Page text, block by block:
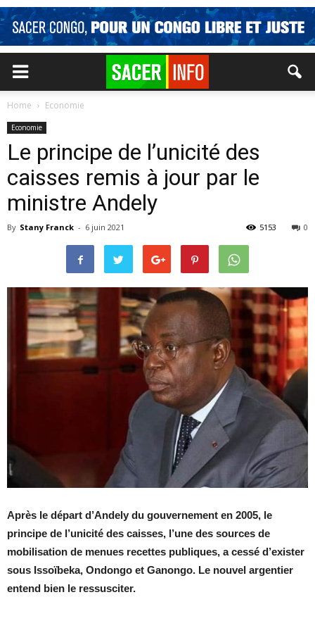
Home Economie
Economie
Le principe de l’unicité des
caisses remis à jour par le
ministre Andely
By Stany Franck - 6 juin 2021 0
5153
Après le départ d’Andely du gouvernement en 2005, le
principe de l’unicité des caisses, l’une des sources de
mobilisation de menues recettes publiques, a cessé d’exister
sous Issoïbeka, Ondongo et Ganongo. Le nouvel argentier
entend bien le ressusciter.